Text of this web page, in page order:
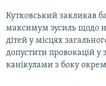
Кутковський закликав
максимум зусиль щодо
дітей у місцях
допустити провокацій
канікулами з боку